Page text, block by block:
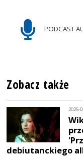
PODCAST
Zobacz także
2025-
debiutanckiego